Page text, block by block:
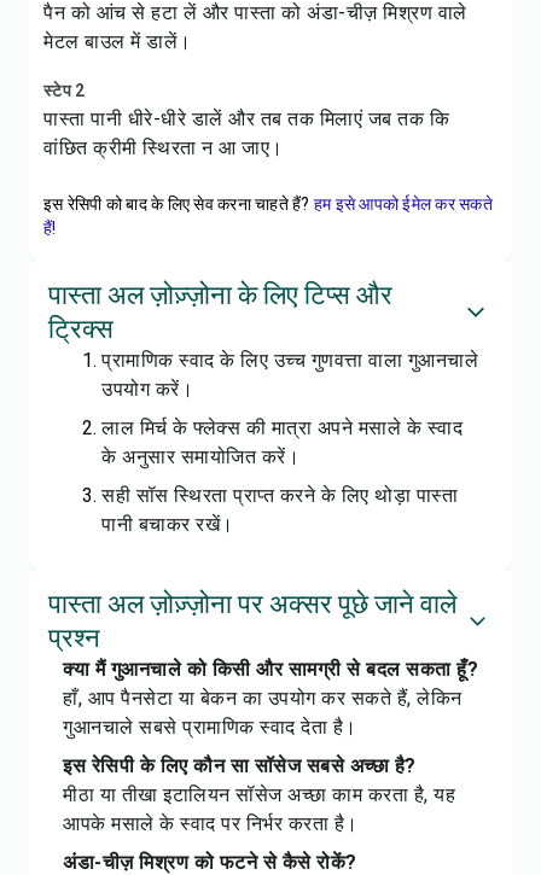
पैन को आंच से हटा लें और पास्ता को अंडा-चीज़ मिश्रण वाले
मेटल बाउल में डालें।
स्टेप 2
पास्ता पानी धीरे-धीरे डालें और तब तक मिलाएं जब तक कि
वांछित क्रीमी स्थिरता न आ जाए।
इस रेसिपी को बाद के लिए सेव करना चाहते हैं? हम इसे आपको ईमेल कर सकते
हैं!
पास्ता अल ज़ोज़्ज़ोना के लिए टिप्स और
ट्रिक्स
प्रामाणिक स्वाद के लिए उच्च गुणवत्ता वाला गुआनचाले
उपयोग करें।
लाल मिर्च के फ्लेक्स की मात्रा अपने मसाले के स्वाद
के अनुसार समायोजित करें।
सही सॉस स्थिरता प्राप्त करने के लिए थोड़ा पास्ता
पानी बचाकर रखें।
पास्ता अल ज़ोज़्ज़ोना पर अक्सर पूछे जाने वाले
प्रश्न
क्या मैं गुआनचाले को किसी और सामग्री से बदल सकता हूँ?
हाँ, आप पैनसेटा या बेकन का उपयोग कर सकते हैं, लेकिन
गुआनचाले सबसे प्रामाणिक स्वाद देता है।
इस रेसिपी के लिए कौन सा सॉसेज सबसे अच्छा है?
मीठा या तीखा इटालियन सॉसेज अच्छा काम करता है, यह
आपके मसाले के स्वाद पर निर्भर करता है।
अंडा-चीज़ मिश्रण को फटने से कैसे रोकें?